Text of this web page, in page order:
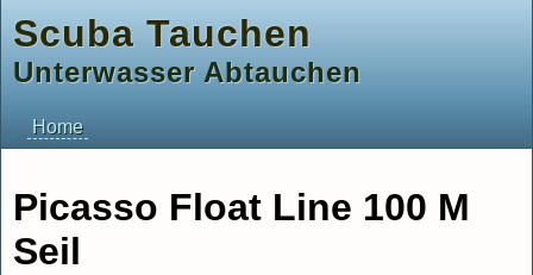
Scuba Tauchen
Unterwasser Abtauchen
Home
Picasso Float Line 100 M
Seil